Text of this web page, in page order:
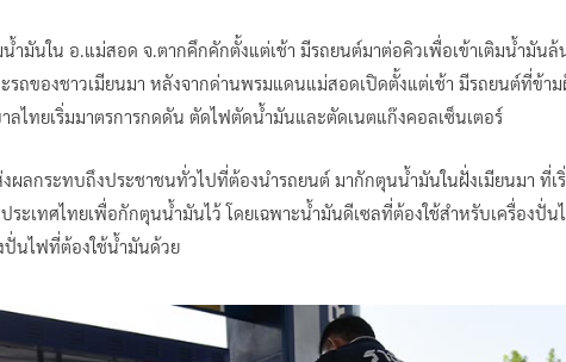
ำมันใน อ.แม่สอด จ.ตากคึกคักตั้งแต่เช้า มีรถยนต์มาต่อคิวเพื่อเข้าเติมน้ำมัน
รถของชาวเมียนมา หลังจากด่านพรมแดนแม่สอดเปิดตั้งแต่เช้า มีรถยนต์ที่ข้าม
ลไทยเริ่มมาตรการกดดัน ตัดไฟตัดน้ำมันและตัดเนตแก๊งคอลเซ็นเตอร์
ผลกระทบถึงประชาชนทั่วไปที่ต้องนำรถยนต์ มากักตุนน้ำมันในฝั่งเมียนมา ที่เ
ระเทศไทยเพื่อกักตุนน้ำมันไว้ โดยเฉพาะน้ำมันดีเซลที่ต้องใช้สำหรับเครื่องปั่น
ปั่นไฟที่ต้องใช้น้ำมันด้วย